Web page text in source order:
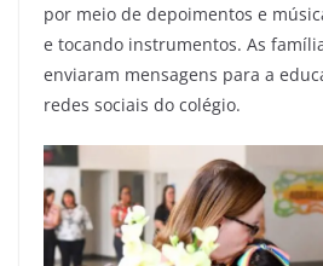
por meio de depoimentos e
e tocando instrumentos. As
enviaram mensagens para a
redes sociais do colégio.